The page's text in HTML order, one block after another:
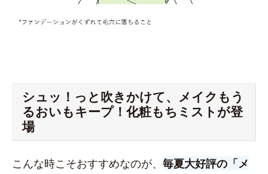
シュッ！っと吹きかけて、メイクもう
るおいもキープ！化粧もちミストが登
場
こんな時こそおすすめなのが、 毎夏大好評の「メ